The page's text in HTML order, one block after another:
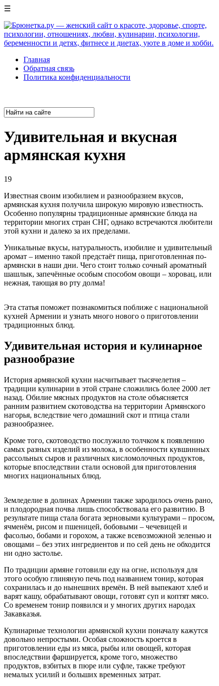
☰
Главная
Обратная связь
Политика конфиденциальности
Удивительная и вкусная
армянская кухня
19
Известная своим изобилием и разнообразием вкусов,
армянская кухня получила широкую мировую известность.
Особенно популярны традиционные армянские блюда на
территории многих стран СНГ, однако встречаются любители
этой кухни и далеко за их пределами.
Уникальные вкусы, натуральность, изобилие и удивительный
аромат – именно такой предстаёт пища, приготовленная по-
армянски в наши дни. Чего стоит только сочный ароматный
шашлык, запечённые особым способом овощи – хоровац, или
нежная, тающая во рту долма!
Эта статья поможет познакомиться поближе с национальной
кухней Армении и узнать много нового о приготовлении
традиционных блюд.
Удивительная история и кулинарное
разнообразие
История армянской кухни насчитывает тысячелетия –
традиции кулинарии в этой стране сложились более 2000 лет
назад. Обилие мясных продуктов на столе объясняется
ранним развитием скотоводства на территории Армянского
нагорья, вследствие чего домашний скот и птица стали
разнообразнее.
Кроме того, скотоводство послужило толчком к появлению
самых разных изделий из молока, в особенности кувшинных
рассольных сыров и различных кисломолочных продуктов,
которые впоследствии стали основой для приготовления
многих национальных блюд.
Земледелие в долинах Армении также зародилось очень рано,
и плодородная почва лишь способствовала его развитию. В
результате пища стала богата зерновыми культурами – просом,
ячменём, рисом и пшеницей, бобовыми – чечевицей и
фасолью, бобами и горохом, а также всевозможной зеленью и
овощами – без этих ингредиентов и по сей день не обходится
ни одно застолье.
По традиции армяне готовили еду на огне, используя для
этого особую глиняную печь под названием тонир, которая
сохранилась и до нынешних времён. В ней выпекают хлеб и
варят кашу, обрабатывают овощи, готовят суп и коптят мясо.
Со временем тонир появился и у многих других народах
Закавказья.
Кулинарные технологии армянской кухни поначалу кажутся
довольно непростыми. Особая сложность кроется в
приготовлении еды из мяса, рыбы или овощей, которая
впоследствии фаршируется, кроме того, множество
продуктов, взбитых в пюре или суфле, также требуют
немалых усилий и больших временных затрат.